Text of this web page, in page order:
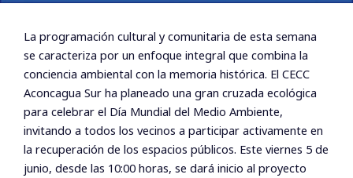
La programación cultural y comunitaria de esta semana
se caracteriza por un enfoque integral que combina la
conciencia ambiental con la memoria histórica. El CECC
Aconcagua Sur ha planeado una gran cruzada ecológica
para celebrar el Día Mundial del Medio Ambiente,
invitando a todos los vecinos a participar activamente en
la recuperación de los espacios públicos. Este viernes 5 de
junio, desde las 10:00 horas, se dará inicio al proyecto